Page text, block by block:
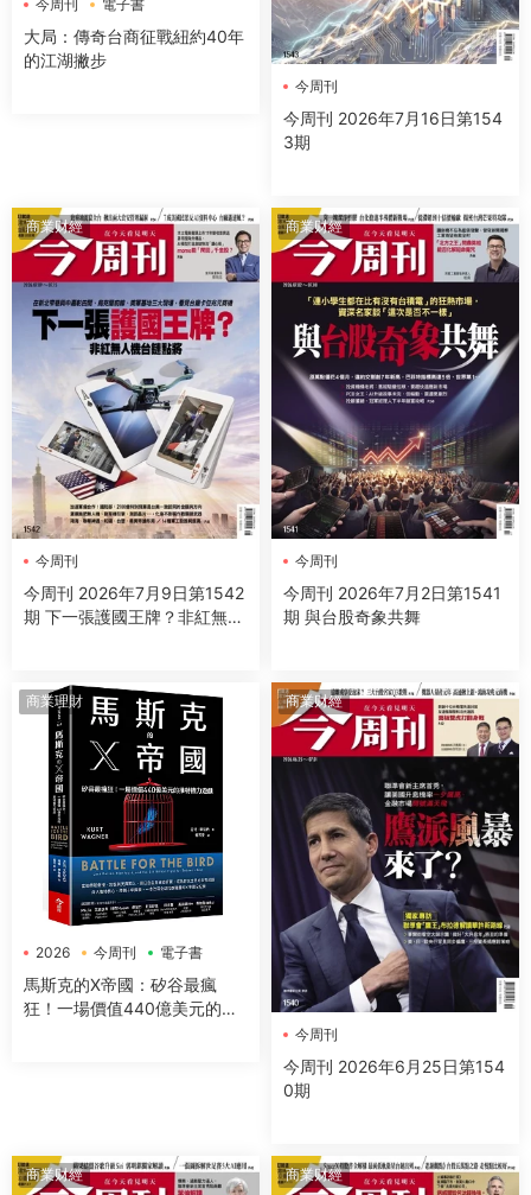
今周刊 電子書
大局：傳奇台商征戰紐約40年
的江湖撇步
今周刊
今周刊 2026年7月16日第154
3期
商業财經
今周刊
今周刊 2026年7月9日第1542
期 下一張護國王牌？非紅無人
商業财經
今周刊
今周刊 2026年7月2日第1541
期 與台股奇象共舞
商業理財
2026 今周刊 電子書
馬斯克的X帝國：矽谷最瘋
狂！一場價值440億美元的推
商業财經
今周刊
今周刊 2026年6月25日第154
0期
商業财經 商業财經